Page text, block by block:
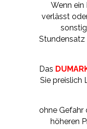
Wenn ein
verlässt
Stundensatz
Das
Sie preislich
ohne Gefahr
höheren